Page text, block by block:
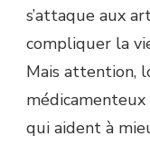
s’attaque aux
compliquer la
Mais attention,
qui aident à